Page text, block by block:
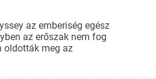
az emberiség egész
az erőszak nem fog
oldották meg az